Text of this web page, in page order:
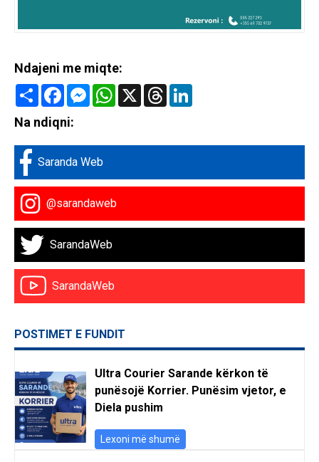
Ndajeni me miqte:
Share FacebookMessenger
WhatsApp
X Threads
Na ndiqni:
Saranda Web
@sarandaweb
SarandaWeb
SarandaWeb
POSTIMET E FUNDIT
Ultra Courier Sarande kërkon të
punësojë Korrier. Punësim vjetor, e
Diela pushim
Lexoni më shumë